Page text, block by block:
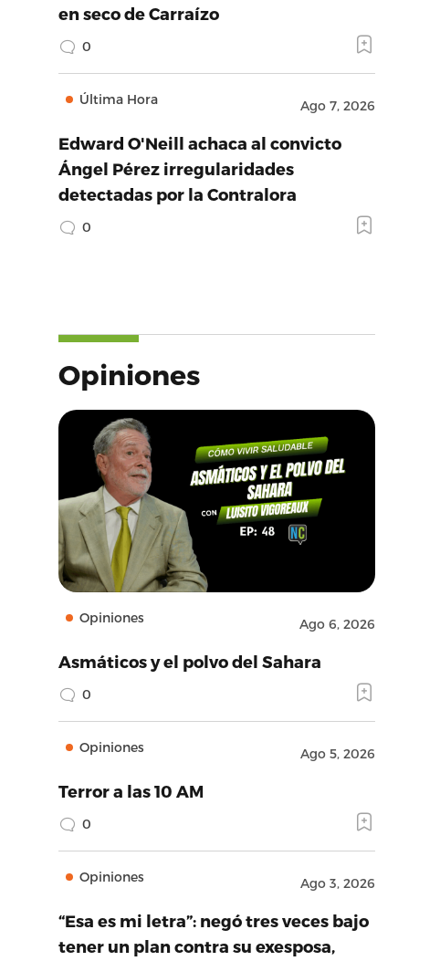
en seco de Carraízo
0
Última Hora Ago 7, 2026
Edward O'Neill achaca al convicto
Ángel Pérez irregularidades
detectadas por la Contralora
0
Opiniones
Opiniones Ago 6, 2026
Asmáticos y el polvo del Sahara
0
Opiniones Ago 5, 2026
Terror a las 10 AM
0
Opiniones Ago 3, 2026
“Esa es mi letra”: negó tres veces bajo
tener un plan contra su exesposa,